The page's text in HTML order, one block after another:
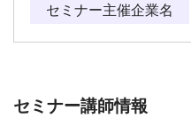
セミナー主催企業名
セミナー講師情報